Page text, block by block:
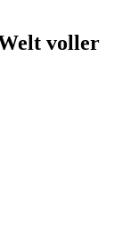
voller